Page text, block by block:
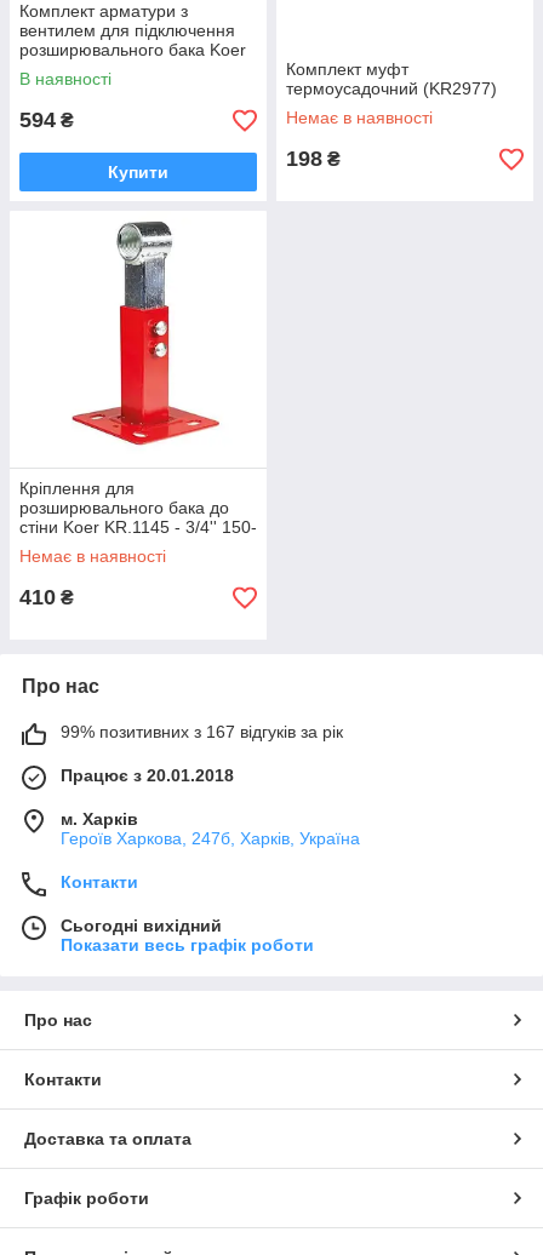
Комплект арматури з
вентилем для підключення
розширювального бака Koer
KR.1045 - 3/4" (KR3112)
В наявності
594 ₴
Купити
Комплект муфт
термоусадочний (KR2977)
Немає в наявності
198 ₴
Кріплення для
розширювального бака до
стіни Koer KR.1145 - 3/4'' 150-
200mm (KR5035)
Немає в наявності
410 ₴
Про нас
99% позитивних з 167 відгуків за рік
Працює з 20.01.2018
м. Харків
Героїв Харкова, 247б, Харків, Україна
Контакти
Сьогодні вихідний
Показати весь графік роботи
Про нас
Контакти
Доставка та оплата
Графік роботи